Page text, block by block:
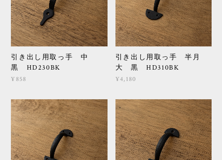
引き出し用取っ手 中
黒 HD230BK
¥858
引き出し用取っ手 半月
大 黒 HD310BK
¥4,180